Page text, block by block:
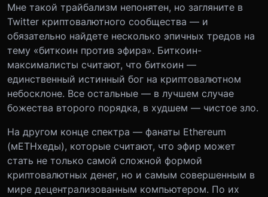
Мне такой трайбализм непонятен, но загляните в
Twitter криптовалютного сообщества — и
обязательно найдете несколько эпичных тредов на
тему «биткоин против эфира». Биткоин-
максималисты считают, что биткоин —
единственный истинный бог на криптовалютном
небосклоне. Все остальные — в лучшем случае
божества второго порядка, в худшем — чистое зло.
На другом конце спектра — фанаты Ethereum
(мETHхеды), которые считают, что эфир может
стать не только самой сложной формой
криптовалютных денег, но и самым совершенным в
мире децентрализованным компьютером. По их